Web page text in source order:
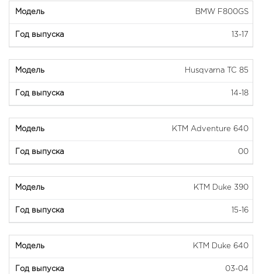
BMW F800GS
13-17
Husqvarna TC 85
14-18
KTM Adventure 640
00
KTM Duke 390
15-16
KTM Duke 640
03-04